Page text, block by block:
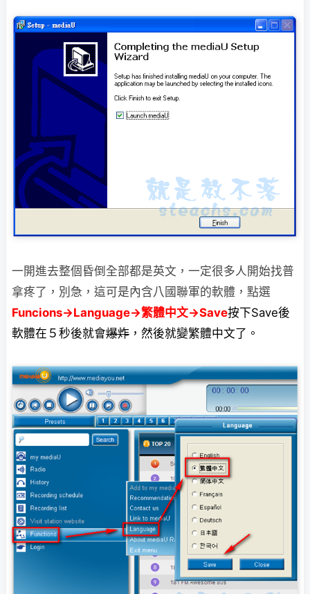
一開進去整個昏倒全部都是英文，一定很多人開始找普
拿疼了，別急，這可是內含八國聯軍的軟體，點選
Funcions→Language→繁體中文→Save按下Save後
軟體在５秒後就會爆炸 ，然後就變繁體中文了。